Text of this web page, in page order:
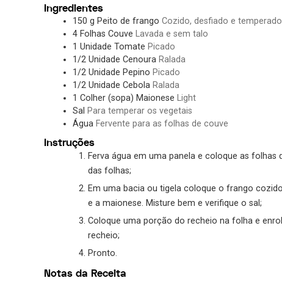
Ingredientes
150 g Peito de frango Cozido, desfiado e temperado
4 Folhas Couve Lavada e sem talo
1 Unidade Tomate Picado
1/2 Unidade Cenoura Ralada
1/2 Unidade Pepino Picado
1/2 Unidade Cebola Ralada
1 Colher (sopa) Maionese Light
Sal Para temperar os vegetais
Água Fervente para as folhas de couve
Instruções
Ferva água em uma panela e coloque as
das folhas;
Em uma bacia ou tigela coloque o frango
e a maionese. Misture bem e verifique o sal;
Coloque uma porção do recheio na folha e
recheio;
Pronto.
Notas da Receita